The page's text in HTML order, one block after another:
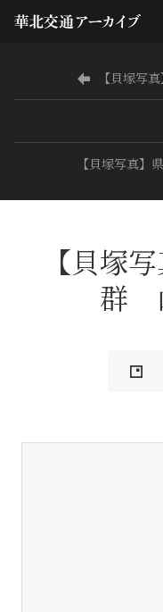
【貝塚写
【貝塚写真
【貝塚
群